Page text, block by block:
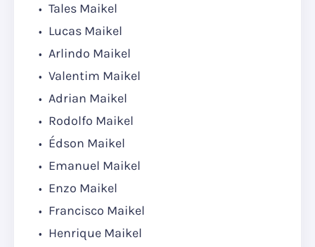
Tales Maikel
Lucas Maikel
Arlindo Maikel
Valentim Maikel
Adrian Maikel
Rodolfo Maikel
Édson Maikel
Emanuel Maikel
Enzo Maikel
Francisco Maikel
Henrique Maikel